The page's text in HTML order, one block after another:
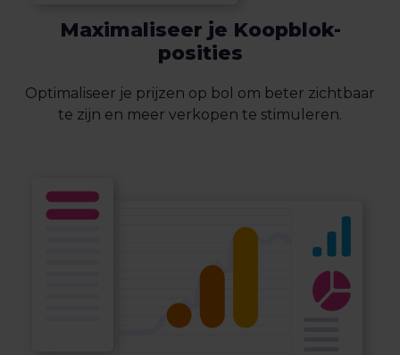
Maximaliseer je Koopblok-
posities
Optimaliseer je prijzen op bol om beter zichtbaar
te zijn en meer verkopen te stimuleren.